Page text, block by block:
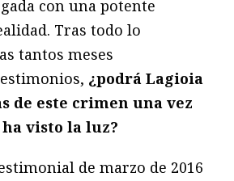
con una potente
Tras todo lo
tantos meses
¿podrá Lagioia
de este crimen una vez
visto la luz?
de marzo de 2016